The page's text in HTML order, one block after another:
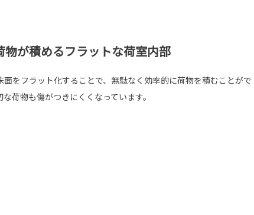
物が積めるフラットな荷室内部
面をフラット化することで、無駄なく効率的に荷物を積むことがで
荷物も傷がつきにくくなっています。